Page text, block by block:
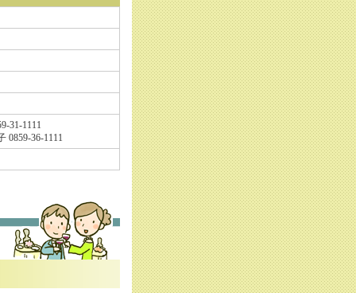
31-1111
0859-36-1111